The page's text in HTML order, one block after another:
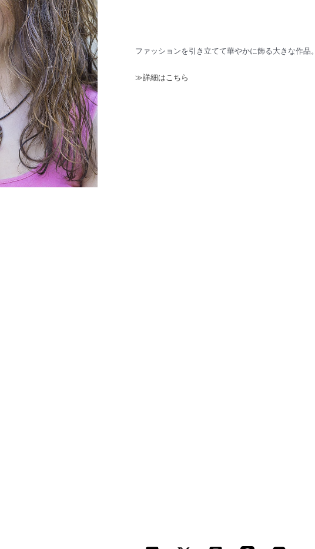
ファッションを引き立てて華やかに飾る大きな作品。
≫詳細はこちら